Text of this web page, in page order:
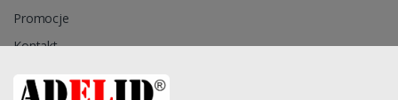
Promocje
Kontakt